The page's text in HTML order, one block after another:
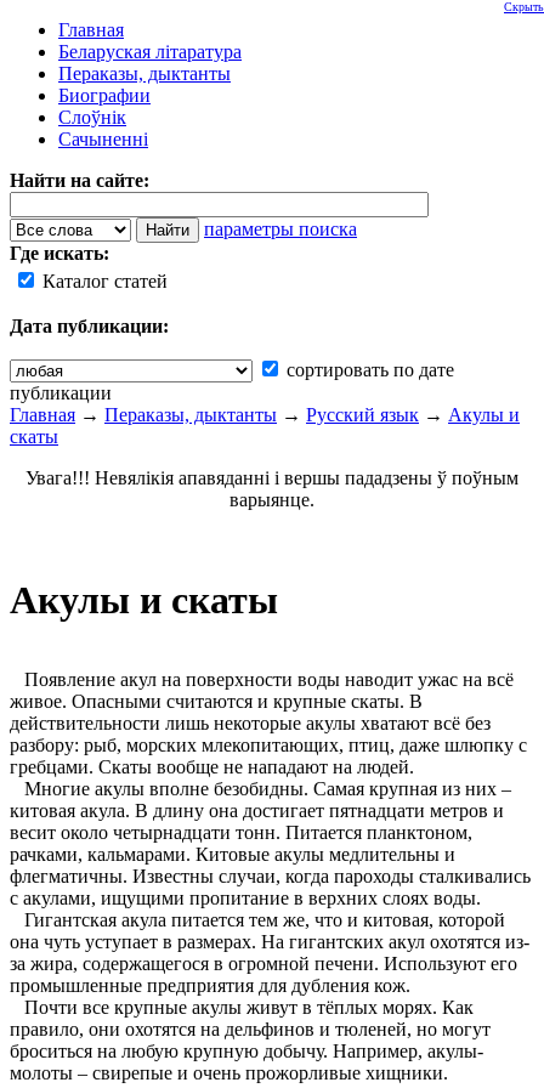
Главная
Беларуская літаратура
Пераказы, дыктанты
Биографии
Слоўнік
Сачыненні
Найти на сайте:
параметры поиска
Где искать:
Каталог статей
Дата публикации:
сортировать по дате
публикации
Скрыть
Главная → Пераказы, дыктанты → Русский язык → Акулы и
скаты
Увага!!! Невялікія апавяданні і вершы пададзены ў поўным
варыянце.
Акулы и скаты
Появление акул на поверхности воды наводит ужас на всё
живое. Опасными считаются и крупные скаты. В
действительности лишь некоторые акулы хватают всё без
разбору: рыб, морских млекопитающих, птиц, даже шлюпку с
гребцами. Скаты вообще не нападают на людей.
Многие акулы вполне безобидны. Самая крупная из них –
китовая акула. В длину она достигает пятнадцати метров и
весит около четырнадцати тонн. Питается планктоном,
рачками, кальмарами. Китовые акулы медлительны и
флегматичны. Известны случаи, когда пароходы сталкивались
с акулами, ищущими пропитание в верхних слоях воды.
Гигантская акула питается тем же, что и китовая, которой
она чуть уступает в размерах. На гигантских акул охотятся из-
за жира, содержащегося в огромной печени. Используют его
промышленные предприятия для дубления кож.
Почти все крупные акулы живут в тёплых морях. Как
правило, они охотятся на дельфинов и тюленей, но могут
броситься на любую крупную добычу. Например, акулы-
молоты – свирепые и очень прожорливые хищники.